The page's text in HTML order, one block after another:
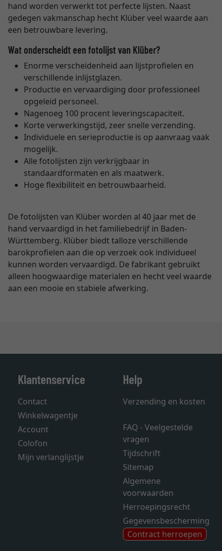
hand worden verwerkt tot perfecte lijsten. Naast
gedegen vakmanschap hecht Klüber veel waarde aan
een betrouwbare levering.
Wat onderscheidt een fotolijst van Klüber?
Enorme verscheidenheid aan lijstprofielen en
verschillende inlijstglazen.
Productie en vervaardiging door professioneel
opgeleid personeel.
Nagenoeg 100 procent leveringscapaciteit.
Korte verwerkingstijd, zeer snelle verzending.
Individuele en serieproductie is op aanvraag vaak
mogelijk.
Alle fotolijsten zijn verkrijgbaar in
standaardformaten en als maatwerk.
Hoge flexibiliteit en betrouwbaarheid.
De fotolijsten van Klüber worden al 40 jaar met de
hand vervaardigd in het familiebedrijf in Baden-
Württemberg. Klüber biedt talloze verschillende
barokprofielen aan die op verzoek ook individueel
kunnen worden vervaardigd. De fabrikant gebruikt
alleen hoogwaardige materialen en hecht veel waarde
aan een mooie en stabiele afwerking.
Klantenservice
Contact
Winkelwagentje
Account
Colofon
Mijn verlanglijstje
Help
Verzending en kosten
FAQ - Veelgestelde
vragen
Tijdschrift
Sitemap
Algemene
voorwaarden
Herroepingsrecht
Gegevensbescherming
Contract herroepen